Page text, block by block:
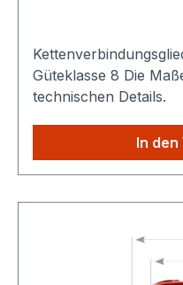
Güteklasse 8 Die Maße entnehmen Sie bitte den
technischen Details.
unserem Shop
die höheren
In